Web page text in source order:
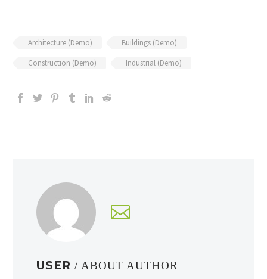
Architecture (Demo)
Buildings (Demo)
Construction (Demo)
Industrial (Demo)
USER / ABOUT AUTHOR